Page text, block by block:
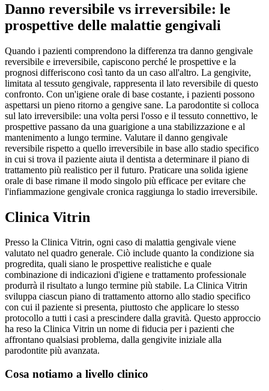
Danno reversibile vs irreversibile: le
prospettive delle malattie gengivali
Quando i pazienti comprendono la differenza tra danno gengivale
reversibile e irreversibile, capiscono perché le prospettive e la
prognosi differiscono così tanto da un caso all'altro. La gengivite,
limitata al tessuto gengivale, rappresenta il lato reversibile di questo
confronto. Con un'igiene orale di base costante, i pazienti possono
aspettarsi un pieno ritorno a gengive sane. La parodontite si colloca
sul lato irreversibile: una volta persi l'osso e il tessuto connettivo, le
prospettive passano da una guarigione a una stabilizzazione e al
mantenimento a lungo termine. Valutare il danno gengivale
reversibile rispetto a quello irreversibile in base allo stadio specifico
in cui si trova il paziente aiuta il dentista a determinare il piano di
trattamento più realistico per il futuro. Praticare una solida igiene
orale di base rimane il modo singolo più efficace per evitare che
l'infiammazione gengivale cronica raggiunga lo stadio irreversibile.
Clinica Vitrin
Presso la Clinica Vitrin, ogni caso di malattia gengivale viene
valutato nel quadro generale. Ciò include quanto la condizione sia
progredita, quali siano le prospettive realistiche e quale
combinazione di indicazioni d'igiene e trattamento professionale
produrrà il risultato a lungo termine più stabile. La Clinica Vitrin
sviluppa ciascun piano di trattamento attorno allo stadio specifico
con cui il paziente si presenta, piuttosto che applicare lo stesso
protocollo a tutti i casi a prescindere dalla gravità. Questo approccio
ha reso la Clinica Vitrin un nome di fiducia per i pazienti che
affrontano qualsiasi problema, dalla gengivite iniziale alla
parodontite più avanzata.
Cosa notiamo a livello clinico